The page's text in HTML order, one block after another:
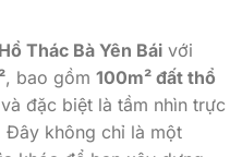
Thác Bà Yên Báivới
, bao gồm 100m² đất thổ
đặc biệt là tầm nhìn trực
Đây không chỉ là một